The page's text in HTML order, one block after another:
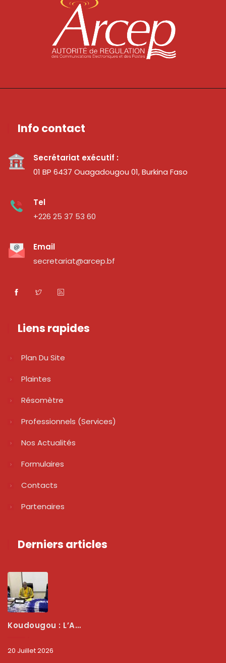
Info contact
Secrétariat exécutif :
01 BP 6437 Ouagadougou 01, Burkina Faso
Tel
+226 25 37 53 60
Email
secretariat@arcep.bf
Liens rapides
Plan Du Site
Plaintes
Résomètre
Professionnels (services)
Nos Actualités
Formulaires
Contacts
Partenaires
Derniers articles
Koudougou : L’ARCEP Renforce Le Dialogue Avec Les Associations De Consommateurs Pour Mieux Protéger Les Usagers
20 Juillet 2026